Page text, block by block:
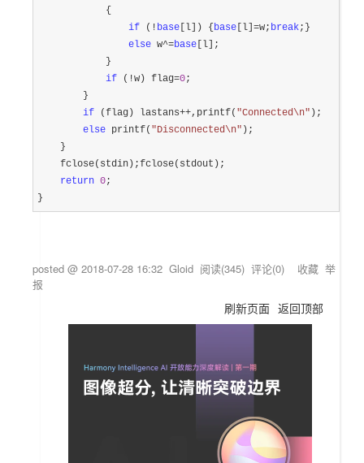
            {
if (! base [l]) { base [l]=w; break;}
else w^=base [l];
            }
if (!w) flag=0;
        }
if (flag) lastans++,printf( "Connected\n" );
else printf( "Disconnected\n" );
    }
    fclose(stdin);fclose(stdout);
return 0;
}
posted @ 2018-07-28 16:32 Gloid 阅读(345) 评论(0) 收藏 举
报
刷新页面 返回顶部